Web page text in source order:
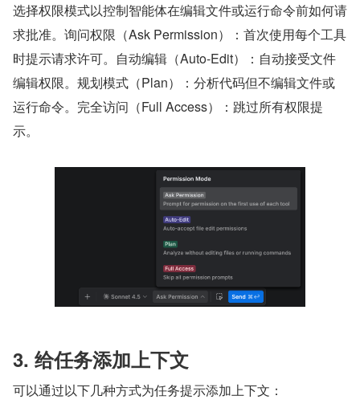
选择权限模式以控制智能体在编辑文件或运行命令前如何请
求批准。询问权限（Ask Permission）：首次使用每个工具
时提示请求许可。自动编辑（Auto-Edit）：自动接受文件
编辑权限。规划模式（Plan）：分析代码但不编辑文件或
运行命令。完全访问（Full Access）：跳过所有权限提
示。
3. 给任务添加上下文
可以通过以下几种方式为任务提示添加上下文：